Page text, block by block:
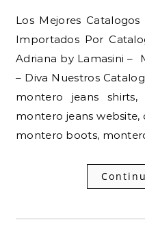
Los Mejores Catalogos 2018 – 2019 ya estan aquí
Importados Por
Adriana by Lamasini –
– Diva Nuestros
montero jeans
montero jeans website,
montero boots,